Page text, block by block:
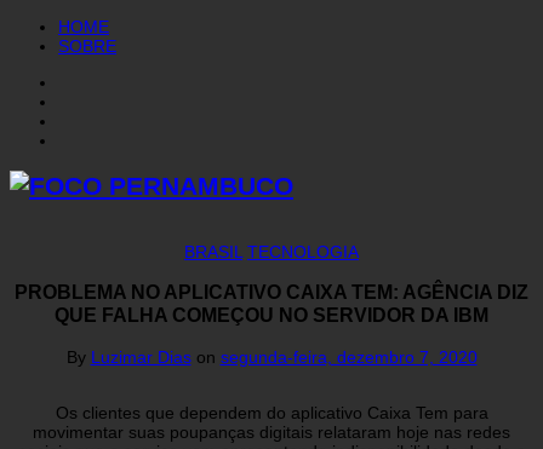
HOME
SOBRE
BRASIL TECNOLOGIA
PROBLEMA NO APLICATIVO CAIXA TEM: AGÊNCIA DIZ
QUE FALHA COMEÇOU NO SERVIDOR DA IBM
By Luzimar Dias on segunda-feira, dezembro 7, 2020
Os clientes que dependem do aplicativo Caixa Tem para
movimentar suas poupanças digitais relataram hoje nas redes